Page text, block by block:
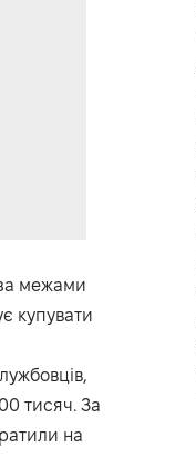
межами
купувати
тисяч. За
на